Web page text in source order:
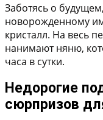
Заботясь о
новорожденному
кристалл. На весь
нанимают няню,
часа в сутки.
Недорогие
сюрпризов